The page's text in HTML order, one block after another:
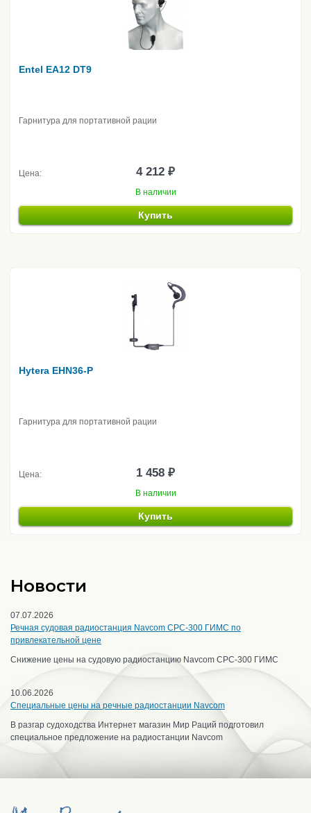
Entel EA12 DT9
Гарнитура для портативной рации
Цена: 4 212 ₽
В наличии
Купить
Hytera EHN36-P
Гарнитура для портативной рации
Цена: 1 458 ₽
В наличии
Купить
Новости
07.07.2026
Речная судовая радиостанция Navcom CPC-300 ГИМС по
привлекательной цене
Снижение цены на судовую радиостанцию Navcom CPC-300 ГИМС
10.06.2026
Специальные цены на речные радиостанции Navcom
В разгар судоходства Интернет магазин Мир Раций подготовил
специальное предложение на радиостанции Navcom